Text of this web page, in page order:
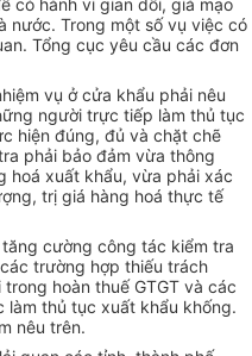
có hành vi gian dối, giả mạo
nước. Trong một số vụ việc có
Tổng cục yêu cầu các đơn
vụ ở cửa khẩu phải nêu
người trực tiếp làm thủ tục
hiện đúng, đủ và chặt chẽ
phải bảo đảm vừa thông
hoá xuất khẩu, vừa phải xác
trị giá hàng hoá thực tế
cường công tác kiểm tra
trường hợp thiếu trách
hoàn thuế GTGT và các
thủ tục xuất khẩu khống.
nêu trên.